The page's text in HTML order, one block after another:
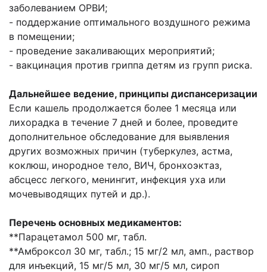
заболеванием ОРВИ;
- поддержание оптимального воздушного режима
в помещении;
- проведение закаливающих мероприятий;
- вакцинация против гриппа детям из групп риска.
Дальнейшее ведение, принципы диспансеризации
Если кашель продолжается более 1 месяца или
лихорадка в течение 7 дней и более, проведите
дополнительное обследование для выявления
других возможных причин (туберкулез, астма,
коклюш, инородное тело, ВИЧ, бронхоэктаз,
абсцесс легкого, менингит, инфекция уха или
мочевыводящих путей и др.).
Перечень основных медикаментов:
**Парацетамол 500 мг, табл.
**Амброксол 30 мг, табл.; 15 мг/2 мл, амп., раствор
для инъекций, 15 мг/5 мл, 30 мг/5 мл, сироп